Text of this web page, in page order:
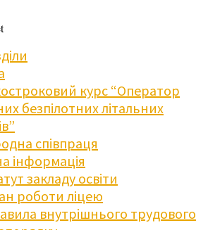
курс “Оператор
безпілотних літальних
співпраця
інформація
закладу освіти
роботи ліцею
внутрішнього трудового